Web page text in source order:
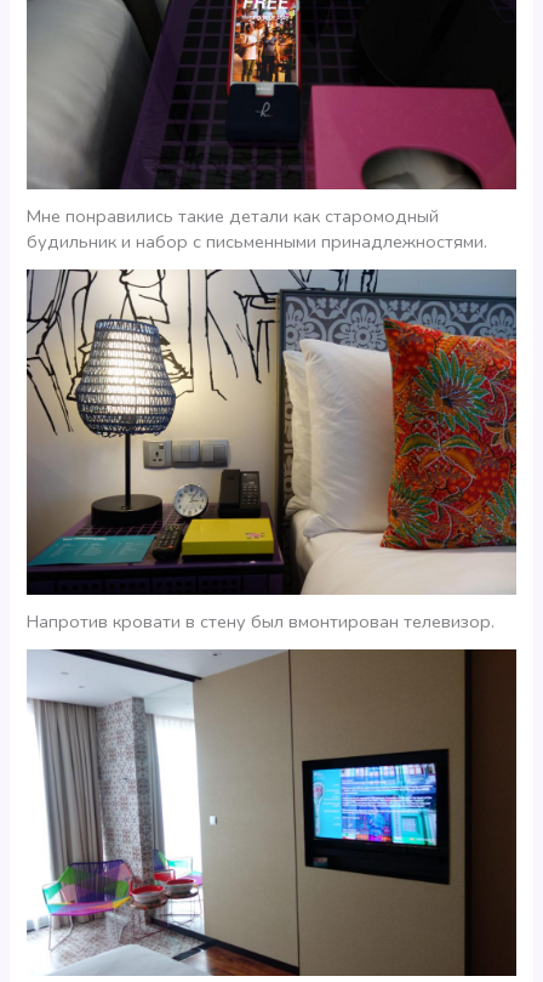
Мне понравились такие детали как старомодный
будильник и набор с письменными принадлежностями.
Напротив кровати в стену был вмонтирован телевизор.